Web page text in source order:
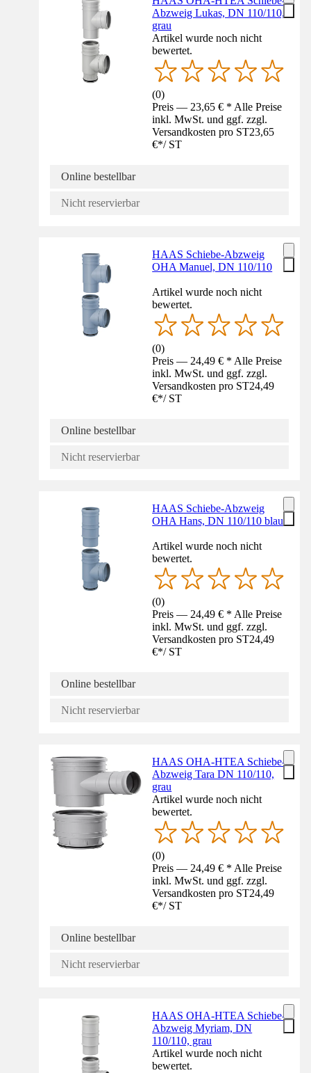
Abzweig Lukas, DN 110/110,
grau
Artikel wurde noch nicht
bewertet.
(0)
Preis — 23,65 € * Alle Preise
inkl. MwSt. und ggf. zzgl.
Versandkosten pro ST23,65
€*/ ST
Online bestellbar
Nicht reservierbar
HAAS Schiebe-Abzweig
OHA Manuel, DN 110/110
Artikel wurde noch nicht
bewertet.
(0)
Preis — 24,49 € * Alle Preise
inkl. MwSt. und ggf. zzgl.
Versandkosten pro ST24,49
€*/ ST
Online bestellbar
Nicht reservierbar
HAAS Schiebe-Abzweig
OHA Hans, DN 110/110 blau
Artikel wurde noch nicht
bewertet.
(0)
Preis — 24,49 € * Alle Preise
inkl. MwSt. und ggf. zzgl.
Versandkosten pro ST24,49
€*/ ST
Online bestellbar
Nicht reservierbar
HAAS OHA-HTEA Schiebe-
Abzweig Tara DN 110/110,
grau
Artikel wurde noch nicht
bewertet.
(0)
Preis — 24,49 € * Alle Preise
inkl. MwSt. und ggf. zzgl.
Versandkosten pro ST24,49
€*/ ST
Online bestellbar
Nicht reservierbar
HAAS OHA-HTEA Schiebe-
Abzweig Myriam, DN
110/110, grau
Artikel wurde noch nicht
bewertet.